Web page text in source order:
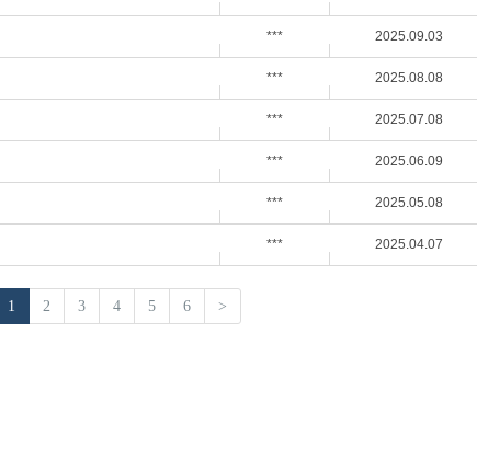
*** 2025.09.03
*** 2025.08.08
*** 2025.07.08
*** 2025.06.09
*** 2025.05.08
*** 2025.04.07
1 2 3 4 5 6 >